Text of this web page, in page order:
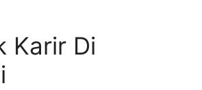
Karir Di